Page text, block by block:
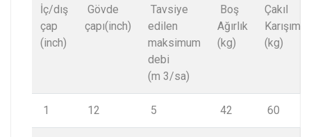
İç/dış
çap
(inch)
Gövde
çapı(inch)
Tavsiye
edilen
maksimum
debi
(m 3/sa)
Boş
Ağırlık
(kg)
Çakıl
Karışımı
(kg)
1 12 5 42 60